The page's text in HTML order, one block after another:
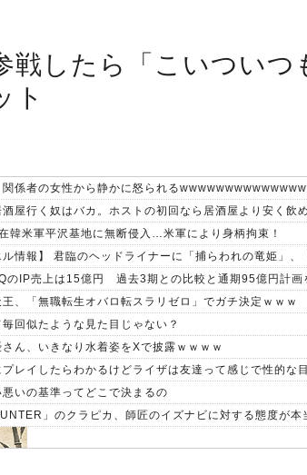
戦したら「こいついつ
ト
関係者の女性から静かに怒られる
韓米軍平沢基地に無断侵入…米軍により身柄拘束！
のIP売上は15億円 過去3期との比較と通期95億円計画
王、「無職転生オバロ転スラリゼロ」でガチ決定ｗｗｗ
毎回似たような見た目じゃない？
さん、いきなり水着姿をXで披露ｗｗｗｗ
いの基準ってどこで決まるの
」のクラピカ、師匠のイズナビに対する態度が本